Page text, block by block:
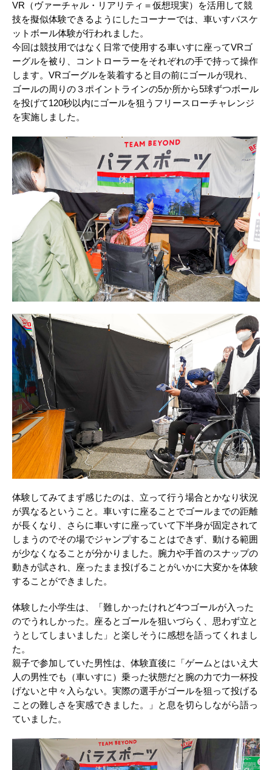
VR（ヴァーチャル・リアリティ＝仮想現実）を活用して競
技を擬似体験できるようにしたコーナーでは、車いすバスケ
ットボール体験が行われました。
今回は競技用ではなく日常で使用する車いすに座ってVRゴ
ーグルを被り、コントローラーをそれぞれの手で持って操作
します。VRゴーグルを装着すると目の前にゴールが現れ、
ゴールの周りの３ポイントラインの5か所から5球ずつボール
を投げて120秒以内にゴールを狙うフリースローチャレンジ
を実施しました。
体験してみてまず感じたのは、立って行う場合とかなり状況
が異なるということ。車いすに座ることでゴールまでの距離
が長くなり、さらに車いすに座っていて下半身が固定されて
しまうのでその場でジャンプすることはできず、動ける範囲
が少なくなることが分かりました。腕力や手首のスナップの
動きが試され、座ったまま投げることがいかに大変かを体験
することができました。
体験した小学生は、「難しかったけれど4つゴールが入った
のでうれしかった。座るとゴールを狙いづらく、思わず立と
うとしてしまいました」と楽しそうに感想を語ってくれまし
た。
親子で参加していた男性は、体験直後に「ゲームとはいえ大
人の男性でも（車いすに）乗った状態だと腕の力で力一杯投
げないと中々入らない。実際の選手がゴールを狙って投げる
ことの難しさを実感できました。」と息を切らしながら語っ
ていました。